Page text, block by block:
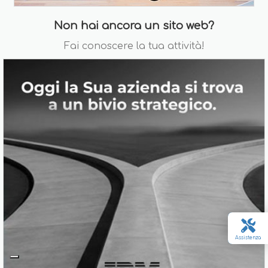
Assistenza
Non hai ancora un sito web?
Fai conoscere la tua attività!